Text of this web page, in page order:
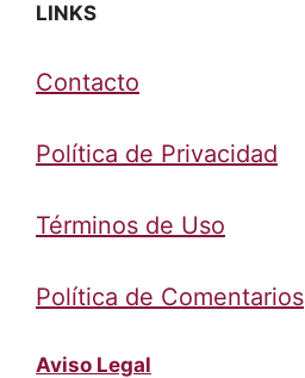
LINKS
Contacto
Política de Privacidad
Términos de Uso
Política de Comentarios
Aviso Legal